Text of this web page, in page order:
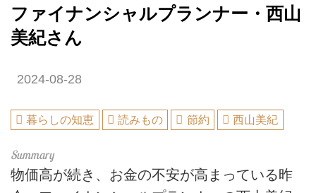
ファイナンシャルプランナー・西山
美紀さん
2024-08-28
暮らしの知恵 読みもの 節約 西山美紀
物価高が続き、お金の不安が高まっている昨